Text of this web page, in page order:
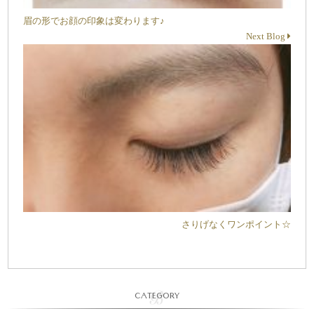
眉の形でお顔の印象は変わります♪
Next Blog
さりげなくワンポイント☆
CATEGORY